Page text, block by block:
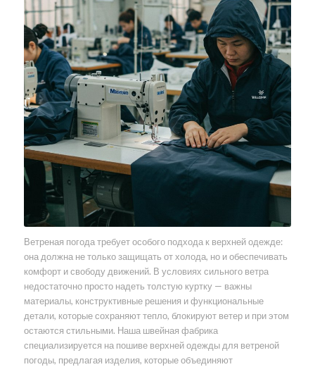
Ветреная погода требует особого подхода к верхней одежде:
она должна не только защищать от холода, но и обеспечивать
комфорт и свободу движений. В условиях сильного ветра
недостаточно просто надеть толстую куртку — важны
материалы, конструктивные решения и функциональные
детали, которые сохраняют тепло, блокируют ветер и при этом
остаются стильными. Наша швейная фабрика
специализируется на пошиве верхней одежды для ветреной
погоды, предлагая изделия, которые объединяют